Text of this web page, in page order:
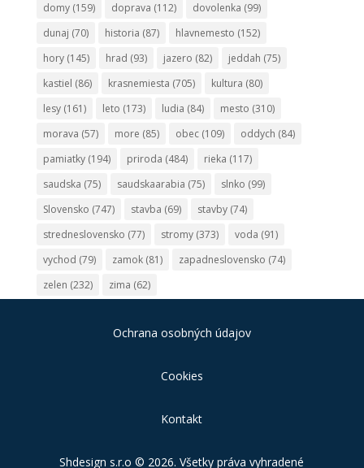
domy(159) doprava (112) dovolenka (99)
dunaj (70) historia (87) hlavnemesto (152)
hory(145) hrad (93) jazero (82) jeddah (75)
kastiel (86) krasnemiesta (705) kultura (80)
lesy(161) leto (173) ludia (84) mesto (310)
morava (57) more (85) obec(109) oddych (84)
pamiatky(194) priroda (484) rieka (117)
saudska (75) saudskaarabia (75) slnko (99)
Slovensko (747) stavba (69) stavby(74)
stredneslovensko (77) stromy(373) voda (91)
vychod (79) zamok(81) zapadneslovensko (74)
zelen (232) zima (62)
Ochrana osobných údajov
Cookies
Kontakt
Shdesign s.r.o © 2026. Všetky práva vyhradené